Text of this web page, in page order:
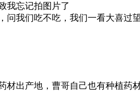
我忘记拍图片了
我们吃不吃，我们一看大喜过
出产地，曹哥自己也有种植药